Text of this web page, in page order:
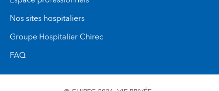
Nos sites hospitaliers
Groupe Hospitalier Chirec
FAQ